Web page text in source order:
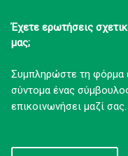
Έχετε ερωτήσεις
μας;
Συμπληρώστε τη φόρμα
σύντομα ένας
επικοινωνήσει μαζί σας.